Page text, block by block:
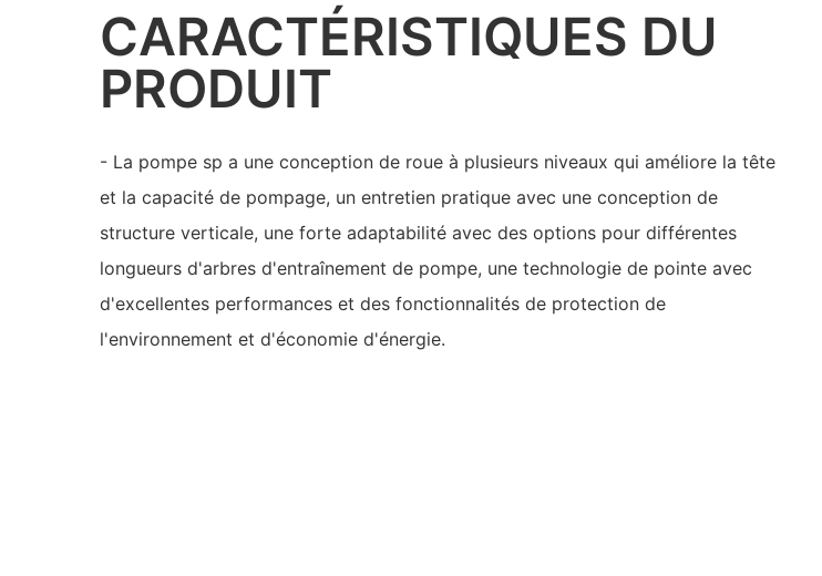
CARACTÉRISTIQUES DU
PRODUIT
- La pompe sp a une conception de roue à plusieurs niveaux qui améliore la tête
et la capacité de pompage, un entretien pratique avec une conception de
structure verticale, une forte adaptabilité avec des options pour différentes
longueurs d'arbres d'entraînement de pompe, une technologie de pointe avec
d'excellentes performances et des fonctionnalités de protection de
l'environnement et d'économie d'énergie.